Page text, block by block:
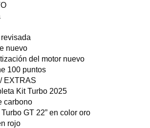
nuevo
del motor nuevo
100 puntos
EXTRAS
Kit Turbo 2025
carbono
GT 22” en color oro
rojo